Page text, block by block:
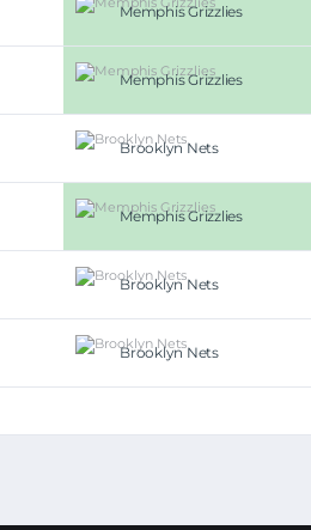
Memphis Grizzlies
Memphis Grizzlies
Brooklyn Nets
Memphis Grizzlies
Brooklyn Nets
Brooklyn Nets